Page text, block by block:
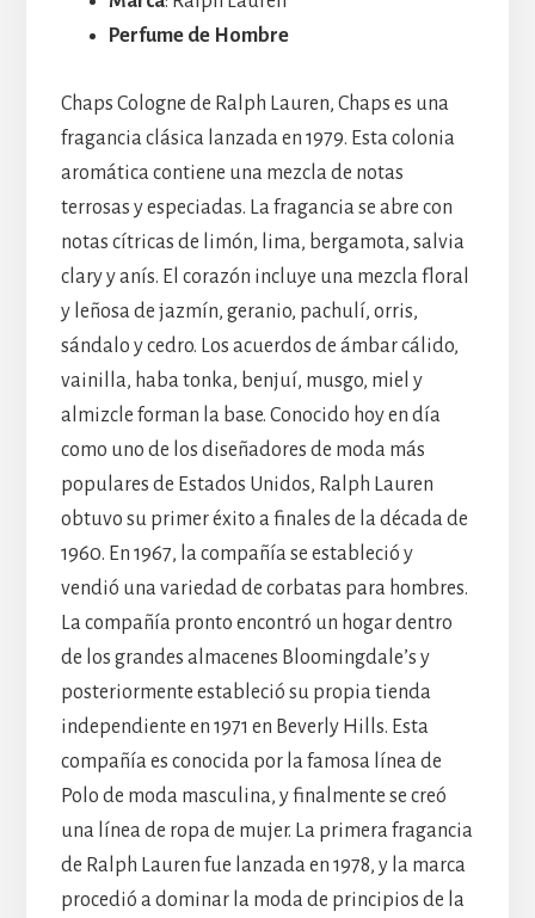
Perfume de Hombre
Chaps Cologne de Ralph Lauren, Chaps es una
fragancia clásica lanzada en 1979. Esta colonia
aromática contiene una mezcla de notas
terrosas y especiadas. La fragancia se abre con
notas cítricas de limón, lima, bergamota, salvia
clary y anís. El corazón incluye una mezcla floral
y leñosa de jazmín, geranio, pachulí, orris,
sándalo y cedro. Los acuerdos de ámbar cálido,
vainilla, haba tonka, benjuí, musgo, miel y
almizcle forman la base. Conocido hoy en día
como uno de los diseñadores de moda más
populares de Estados Unidos, Ralph Lauren
obtuvo su primer éxito a finales de la década de
1960. En 1967, la compañía se estableció y
vendió una variedad de corbatas para hombres.
La compañía pronto encontró un hogar dentro
de los grandes almacenes Bloomingdale’s y
posteriormente estableció su propia tienda
independiente en 1971 en Beverly Hills. Esta
compañía es conocida por la famosa línea de
Polo de moda masculina, y finalmente se creó
una línea de ropa de mujer. La primera fragancia
de Ralph Lauren fue lanzada en 1978, y la marca
procedió a dominar la moda de principios de la